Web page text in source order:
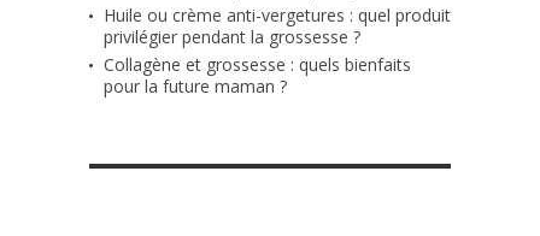
Huile ou crème anti-vergetures : quel produit
privilégier pendant la grossesse ?
Collagène et grossesse : quels bienfaits
pour la future maman ?